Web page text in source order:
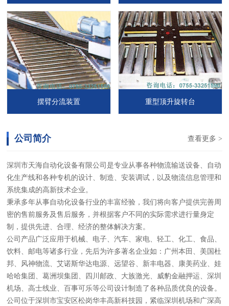
摆臂分流装置 重型顶升旋转台
查看更多 >
公司简介
深圳市天海自动化设备有限公司是专业从事各种物流输送设备、自动
化生产线和各种专机的设计、制造、安装调试，以及物流信息管理和
系统集成的高新技术企业。
秉承多年从事自动化设备行业的丰富经验，我们将向客户提供完善周
密的售前服务及售后服务，并根据客户不同的实际需求进行量身定
制，提供先进、合理、经济的整体解决方案。
公司产品广泛应用于机械、电子、汽车、家电、轻工、化工、食品、
饮料、邮电等诸多行业，先后为许多著名企业如：广州本田、美国杜
邦、风神物流、艾诺斯华达电源、远望谷、新丰电器、康美药业、娃
哈哈集团、葛洲坝集团、四川邮政、大族激光、威豹金融押运、深圳
机场、高士线业、百事可乐等公司设计制造了各种品质优良的设备。
公司位于深圳市宝安区松岗华丰高新科技园，紧临深圳机场和广深高